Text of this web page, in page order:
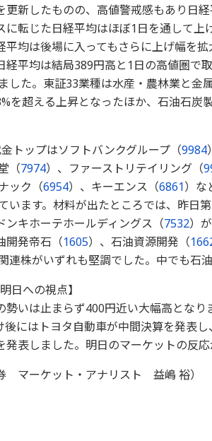
更新したものの、高値警戒感もあり日
に転じた日経平均はほぼ1日を通して
平均は後場に入ってもさらに上げ幅を
経平均は結局389円高と1日の高値圏で
した。東証33業種は水産・農林業と金
を超える上昇となったほか、石油石炭
トップはソフトバンクグループ（9984
（7974）、ファーストリテイリング（
ック（6954）、キーエンス（6861）な
います。材料が出たところでは、昨日
ンキホーテホールディングス（7532）
開発帝石（1605）、石油資源開発（
連株がいずれも堅調でした。中でも石
日への視点】
勢いは止まらず400円近い大幅高とな
後にはトヨタ自動車が中間決算を発表
発表しました。明日のマーケットの反応
マーケット・アナリスト 益嶋 裕）